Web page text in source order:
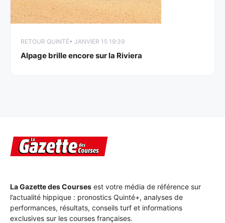
RETOUR QUINTÉ• JANVIER 15 19:39
Alpage brille encore sur la Riviera
La Gazette des Courses est votre média de référence sur
l’actualité hippique : pronostics Quinté+, analyses de
performances, résultats, conseils turf et informations
exclusives sur les courses françaises.